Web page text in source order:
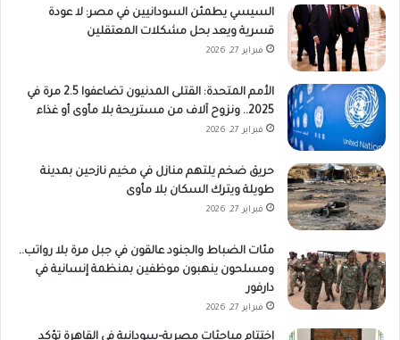
السيسي يطمئن السودانيين في مصر: لا عودة
قسرية ويعد بحل مشكلات المعتقلين
فبراير 27, 2026
الأمم المتحدة: القتلى المدنيون تضاعفوا 2.5 مرة في
2025.. ونزوح آلاف من مستريحة بلا مأوى أو غذاء
فبراير 27, 2026
حريق ضخم يلتهم منازل في مخيم نازحين بمدينة
طويلة ويترك السكان بلا مأوى
فبراير 27, 2026
مئات الضباط والجنود عالقون في جبل مرة بلا رواتب..
ومسلحون ينهبون موظفين بمنظمة إنسانية في
دارفور
فبراير 27, 2026
إختتام مباحثات مصرية–سودانية في القاهرة تؤكد